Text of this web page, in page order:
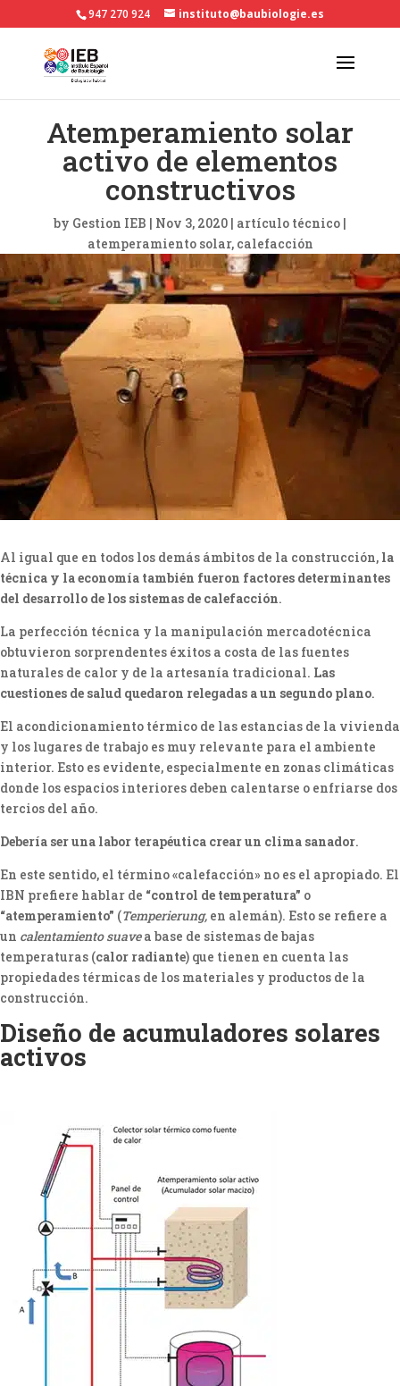
947 270 924 instituto@baubiologie.es
Atemperamiento solar
activo de elementos
constructivos
by Gestion IEB | Nov 3, 2020 | artículo técnico |
atemperamiento solar calefacción
Al igual que en todos los demás ámbitos de la construcción, la
técnica y la economía también fueron factores determinantes
del desarrollo de los sistemas de calefacción.
La perfección técnica y la manipulación mercadotécnica
obtuvieron sorprendentes éxitos a costa de las fuentes
naturales de calor y de la artesanía tradicional. Las
cuestiones de salud quedaron relegadas a un segundo plano.
El acondicionamiento térmico de las estancias de la vivienda
y los lugares de trabajo es muy relevante para el ambiente
interior. Esto es evidente, especialmente en zonas climáticas
donde los espacios interiores deben calentarse o enfriarse dos
tercios del año.
Debería ser una labor terapéutica crear un clima sanador.
En este sentido, el término «calefacción» no es el apropiado. El
IBN prefiere hablar de “control de temperatura” o
“atemperamiento” (Temperierung, en alemán). Esto se refiere a
un calentamiento suavea base de sistemas de bajas
temperaturas (calor radiante) que tienen en cuenta las
propiedades térmicas de los materiales y productos de la
construcción.
Diseño de acumuladores solares
activos